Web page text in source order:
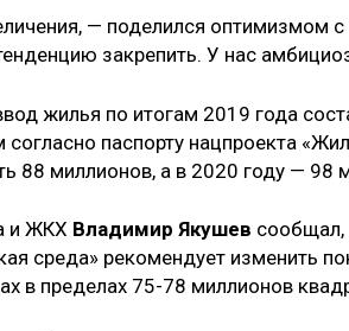
— поделился оптимизмом
закрепить. У нас
жилья по итогам 2019 года
паспорту нацпроекта
88 миллионов, а в 2020 году — 98
и ЖКХ Владимир Якушев сообщал,
среда» рекомендует изменить
в пределах 75-78 миллионов